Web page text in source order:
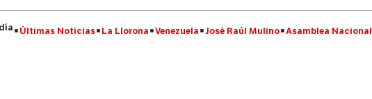
Últimas Noticias La Llorona Venezuela José Raúl Mulino Asamblea Nacional